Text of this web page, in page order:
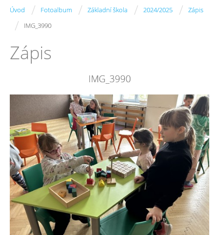
Úvod / Fotoalbum / Základní škola / 2024/2025 / Zápis
/ IMG_3990
Zápis
IMG_3990